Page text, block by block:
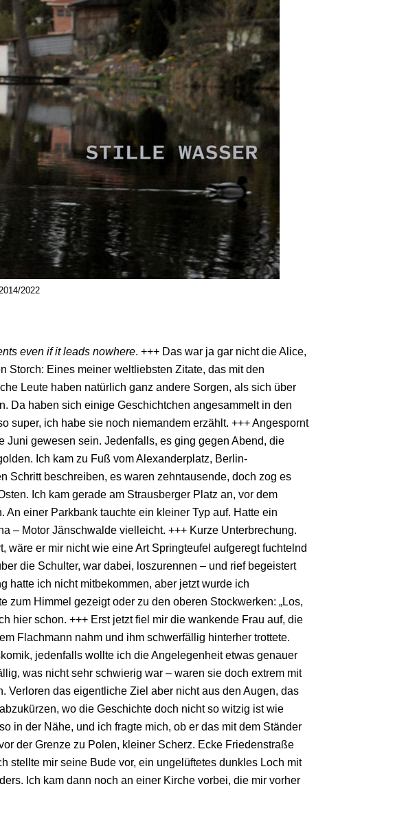
2022
even if it leads nowhere. +++ Das war ja gar nicht die Alice,
Storch: Eines meiner weltliebsten Zitate, das mit den
Leute haben natürlich ganz andere Sorgen, als sich über
Da haben sich einige Geschichtchen angesammelt in den
super, ich habe sie noch niemandem erzählt. +++ Angespornt
Juni gewesen sein. Jedenfalls, es ging gegen Abend, die
Ich kam zu Fuß vom Alexanderplatz, Berlin-
Schritt beschreiben, es waren zehntausende, doch zog es
Ich kam gerade am Strausberger Platz an, vor dem
An einer Parkbank tauchte ein kleiner Typ auf. Hatte ein
– Motor Jänschwalde vielleicht. +++ Kurze Unterbrechung.
wäre er mir nicht wie eine Art Springteufel aufgeregt fuchtelnd
die Schulter, war dabei, loszurennen – und rief begeistert
hatte ich nicht mitbekommen, aber jetzt wurde ich
zum Himmel gezeigt oder zu den oberen Stockwerken: „Los,
hier schon. +++ Erst jetzt fiel mir die wankende Frau auf, die
Flachmann nahm und ihm schwerfällig hinterher trottete.
jedenfalls wollte ich die Angelegenheit etwas genauer
was nicht sehr schwierig war – waren sie doch extrem mit
Verloren das eigentliche Ziel aber nicht aus den Augen, das
wo die Geschichte doch nicht so witzig ist wie
in der Nähe, und ich fragte mich, ob er das mit dem Ständer
der Grenze zu Polen, kleiner Scherz. Ecke Friedenstraße
stellte mir seine Bude vor, ein ungelüftetes dunkles Loch mit
Ich kam dann noch an einer Kirche vorbei, die mir vorher